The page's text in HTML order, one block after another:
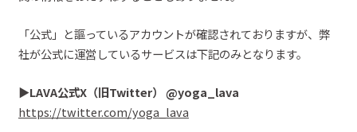
「公式」と謳っているアカウントが確認されておりますが、 弊
社が公式に運営しているサービスは下記のみとなります。
▶︎LAVA公式X（旧Twitter） @yoga_lava
https://twitter.com/yoga_lava